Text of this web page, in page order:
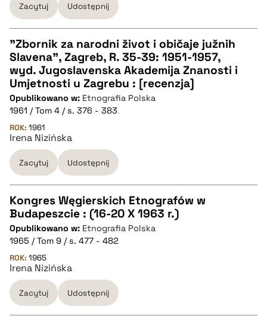
BIBTEX
pobierz cytat
Zacytuj Udostępnij
CZYSTY TEKST
pobierz cytat
BIBTEX
pobierz cytat
"Zbornik za narodni život i običaje južnih
Slavena", Zagreb, R. 35-39: 1951-1957,
wyd. Jugoslavenska Akademija Znanosti i
Umjetnosti u Zagrebu : [recenzja]
Opublikowano w: Etnografia Polska
1961 / Tom 4 / s. 376 - 383
ROK: 1961
Irena Nizińska
Zacytuj Udostępnij
CZYSTY TEKST
pobierz cytat
BIBTEX
Kongres Węgierskich Etnografów w
Budapeszcie : (16-20 X 1963 r.)
Opublikowano w: Etnografia Polska
1965 / Tom 9 / s. 477 - 482
ROK: 1965
Irena Nizińska
Zacytuj Udostępnij